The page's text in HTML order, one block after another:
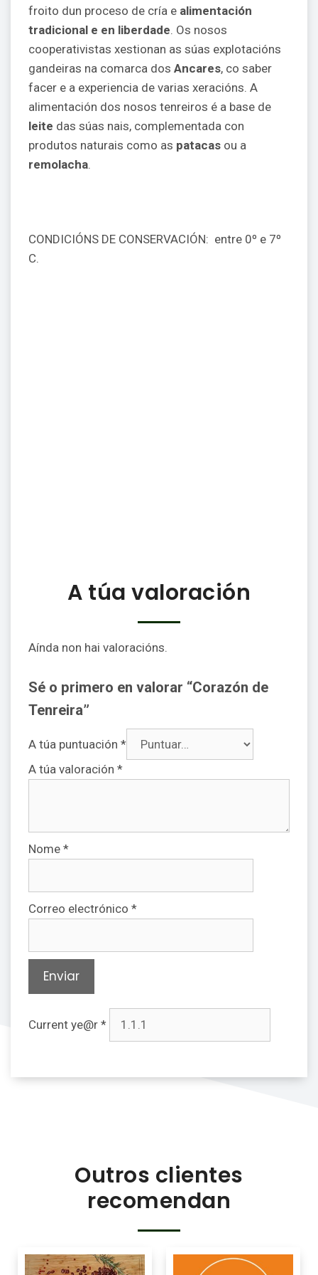
froito dun proceso de cría e alimentación
tradicional e en liberdade. Os nosos
cooperativistas xestionan as súas explotacións
gandeiras na comarca dos Ancares, co saber
facer e a experiencia de varias xeracións. A
alimentación dos nosos tenreiros é a base de
leite das súas nais, complementada con
produtos naturais como as patacas ou a
remolacha.
CONDICIÓNS DE CONSERVACIÓN: entre 0º e 7º
C.
A túa valoración
Aínda non hai valoracións.
Sé o primero en valorar “Corazón de
Tenreira”
A túa puntuación *
A túa valoración *
Nome *
Correo electrónico *
Current ye@r *
Outros clientes
recomendan